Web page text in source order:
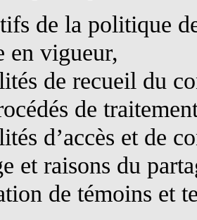
de la politique
en vigueur,
de recueil du
de
d’accès et de
et raisons du
de témoins et